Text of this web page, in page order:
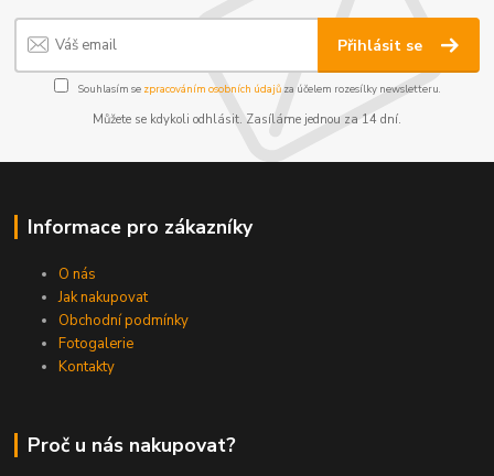
Přihlásit se
Souhlasím se zpracováním osobních údajůza účelem rozesílky newsletteru.
Můžete se kdykoli odhlásit. Zasíláme jednou za 14 dní.
Informace pro zákazníky
O nás
Jak nakupovat
Obchodní podmínky
Fotogalerie
Kontakty
Proč u nás nakupovat?